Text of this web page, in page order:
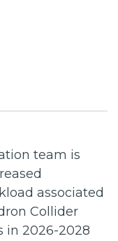
team is
associated
Collider
in 2026-2028